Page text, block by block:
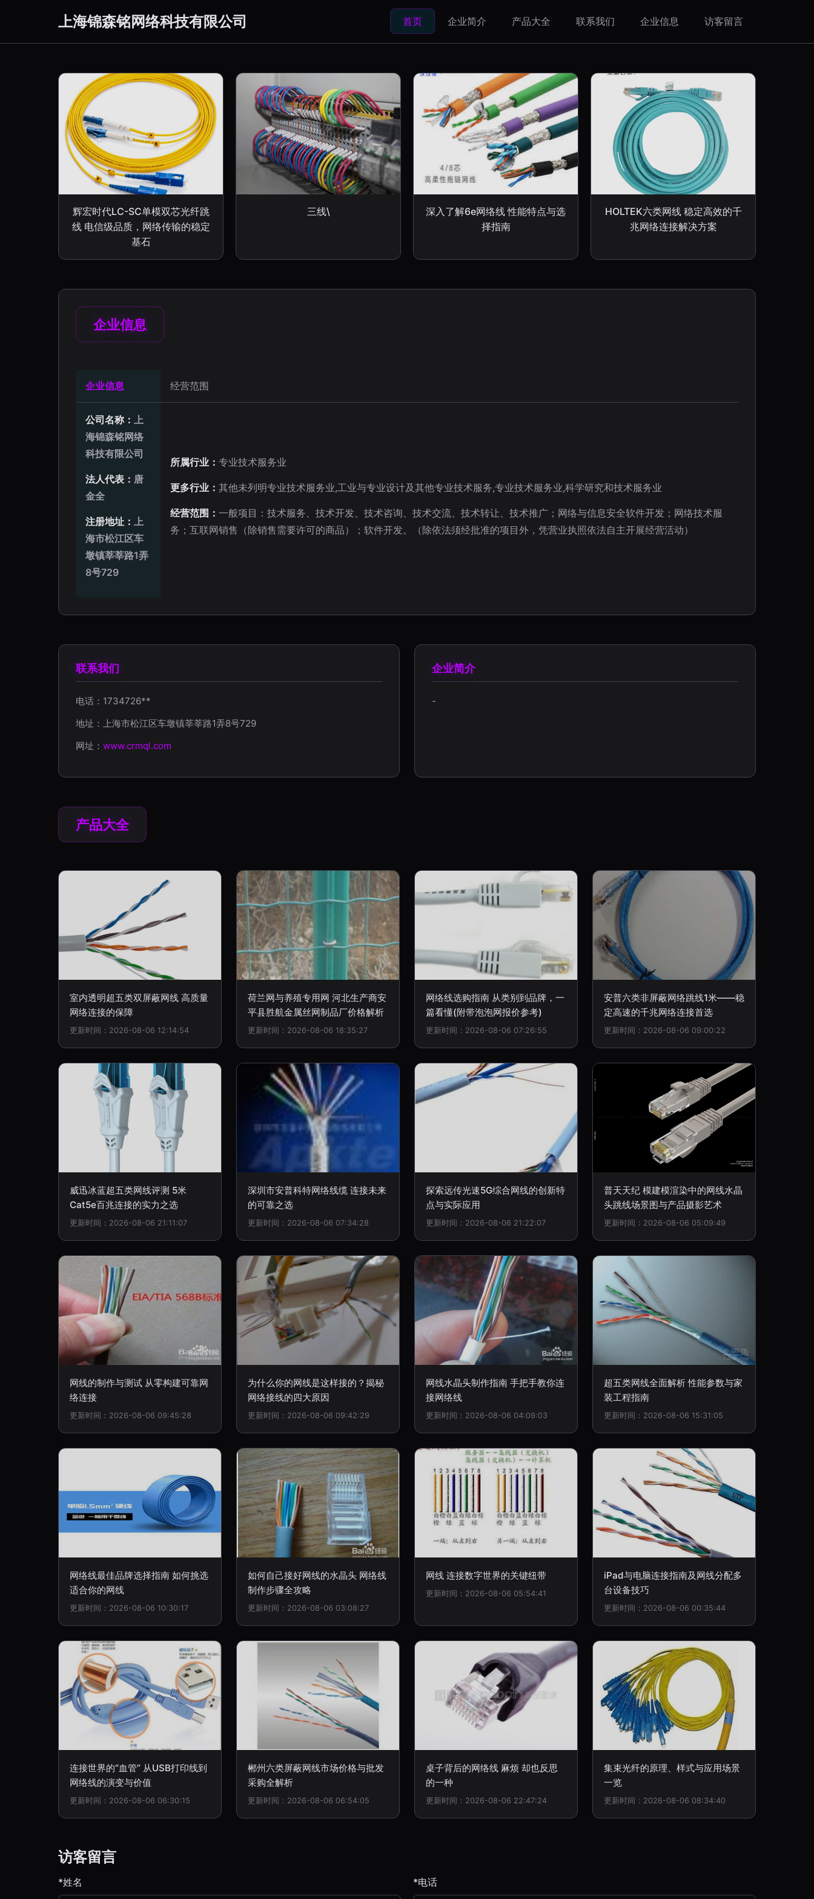
上海锦森铭网络科技有限公司 首页 企业简介 产品大全 联系我们 企业信息 访客留言
辉宏时代LC-SC单模双芯光纤跳
线 电信级品质，网络传输的稳定
基石
三线\
深入了解6e网络线 性能特点与选
择指南
HOLTEK六类网线 稳定高效的千
兆网络连接解决方案
企业信息
企业信息 经营范围
公司名称： 上
海锦森铭网络
科技有限公司
法人代表： 唐
金全
注册地址： 上
海市松江区车
墩镇莘莘路1弄
8号729
所属行业： 专业技术服务业
更多行业： 其他未列明专业技术服务业,工业与专业设计及其他专业技术服务,专业技术服务业,科学研究和技术服务业
经营范围： 一般项目：技术服务、技术开发、技术咨询、技术交流、技术转让、技术推广；网络与信息安全软件开发；网络技术服
务；互联网销售（除销售需要许可的商品）；软件开发。（除依法须经批准的项目外，凭营业执照依法自主开展经营活动）
联系我们
电话：1734726**
地址：上海市松江区车墩镇莘莘路1弄8号729
网址： www.crmql.com
企业简介
-
产品大全
室内透明超五类双屏蔽网线 高质量
网络连接的保障
更新时间：2026-08-06 12:14:54
荷兰网与养殖专用网 河北生产商安
平县胜航金属丝网制品厂价格解析
更新时间：2026-08-06 18:35:27
网络线选购指南 从类别到品牌，一
篇看懂(附带泡泡网报价参考)
更新时间：2026-08-06 07:26:55
安普六类非屏蔽网络跳线1米——稳
定高速的千兆网络连接首选
更新时间：2026-08-06 09:00:22
威迅冰蓝超五类网线评测 5米
Cat5e百兆连接的实力之选
更新时间：2026-08-06 21:11:07
深圳市安普科特网络线缆 连接未来
的可靠之选
更新时间：2026-08-06 07:34:28
探索远传光速5G综合网线的创新特
点与实际应用
更新时间：2026-08-06 21:22:07
普天天纪 模建模渲染中的网线水晶
头跳线场景图与产品摄影艺术
更新时间：2026-08-06 05:09:49
网线的制作与测试 从零构建可靠网
络连接
更新时间：2026-08-06 09:45:28
为什么你的网线是这样接的？揭秘
网络接线的四大原因
更新时间：2026-08-06 09:42:29
网线水晶头制作指南 手把手教你连
接网络线
更新时间：2026-08-06 04:09:03
超五类网线全面解析 性能参数与家
装工程指南
更新时间：2026-08-06 15:31:05
网络线最佳品牌选择指南 如何挑选
适合你的网线
更新时间：2026-08-06 10:30:17
如何自己接好网线的水晶头 网络线
制作步骤全攻略
更新时间：2026-08-06 03:08:27
网线 连接数字世界的关键纽带
更新时间：2026-08-06 05:54:41
iPad与电脑连接指南及网线分配多
台设备技巧
更新时间：2026-08-06 00:35:44
连接世界的“血管” 从USB打印线到
网络线的演变与价值
更新时间：2026-08-06 06:30:15
郴州六类屏蔽网线市场价格与批发
采购全解析
更新时间：2026-08-06 06:54:05
桌子背后的网络线 麻烦 却也反思
的一种
更新时间：2026-08-06 22:47:24
集束光纤的原理、样式与应用场景
一览
更新时间：2026-08-06 08:34:40
访客留言
*姓名 *电话